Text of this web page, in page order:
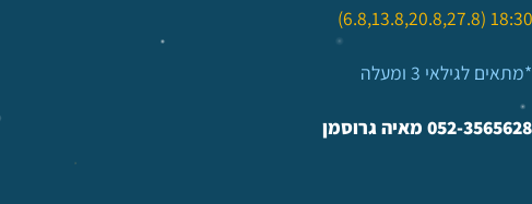
*מתאים לגילאי 3 ומעלה